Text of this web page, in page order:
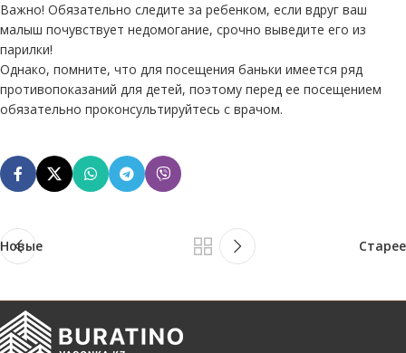
Важно! Обязательно следите за ребенком, если вдруг ваш
малыш почувствует недомогание, срочно выведите его из
парилки!
Однако, помните, что для посещения баньки имеется ряд
противопоказаний для детей, поэтому перед ее посещением
обязательно проконсультируйтесь с врачом.
Новые Старее